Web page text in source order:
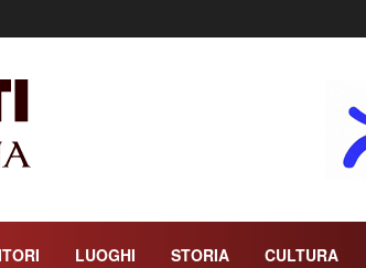
LUOGHI STORIA CULTURA